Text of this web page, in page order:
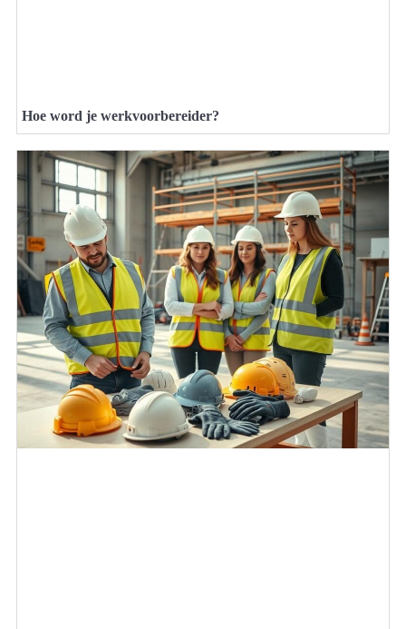
Hoe word je werkvoorbereider?